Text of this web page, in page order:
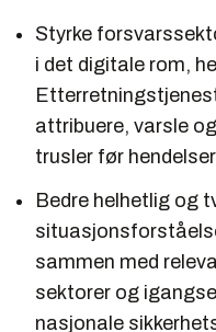
Styrke
i det digitale rom,
attribuere, varsle
trusler før
Bedre helhetlig og
sammen med
sektorer og
nasjonale